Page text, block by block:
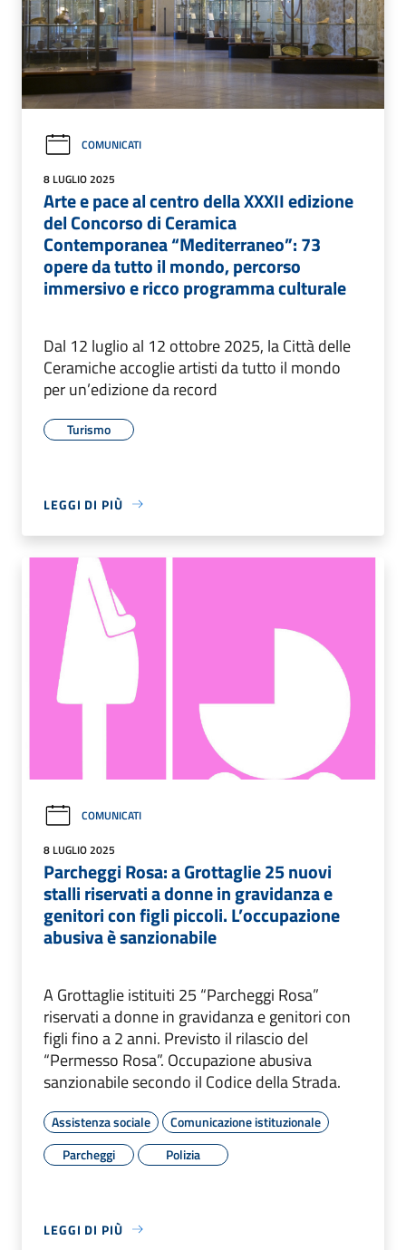
COMUNICATI
8 LUGLIO 2025
Arte e pace al centro della XXXII edizione
del Concorso di Ceramica
Contemporanea “Mediterraneo”: 73
opere da tutto il mondo, percorso
immersivo e ricco programma culturale
Dal 12 luglio al 12 ottobre 2025, la Città delle
Ceramiche accoglie artisti da tutto il mondo
per un’edizione da record
Turismo
LEGGI DI PIÙ
COMUNICATI
8 LUGLIO 2025
Parcheggi Rosa: a Grottaglie 25 nuovi
stalli riservati a donne in gravidanza e
genitori con figli piccoli. L’occupazione
abusiva è sanzionabile
A Grottaglie istituiti 25 “Parcheggi Rosa”
riservati a donne in gravidanza e genitori con
figli fino a 2 anni. Previsto il rilascio del
“Permesso Rosa”. Occupazione abusiva
sanzionabile secondo il Codice della Strada.
Assistenza sociale
Comunicazione istituzionale
Parcheggi
Polizia
LEGGI DI PIÙ